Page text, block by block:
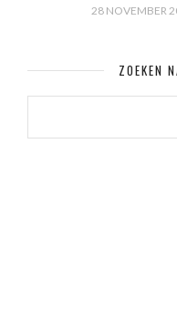
28 NOVEMBER
ZOEKEN
ZOEKEN